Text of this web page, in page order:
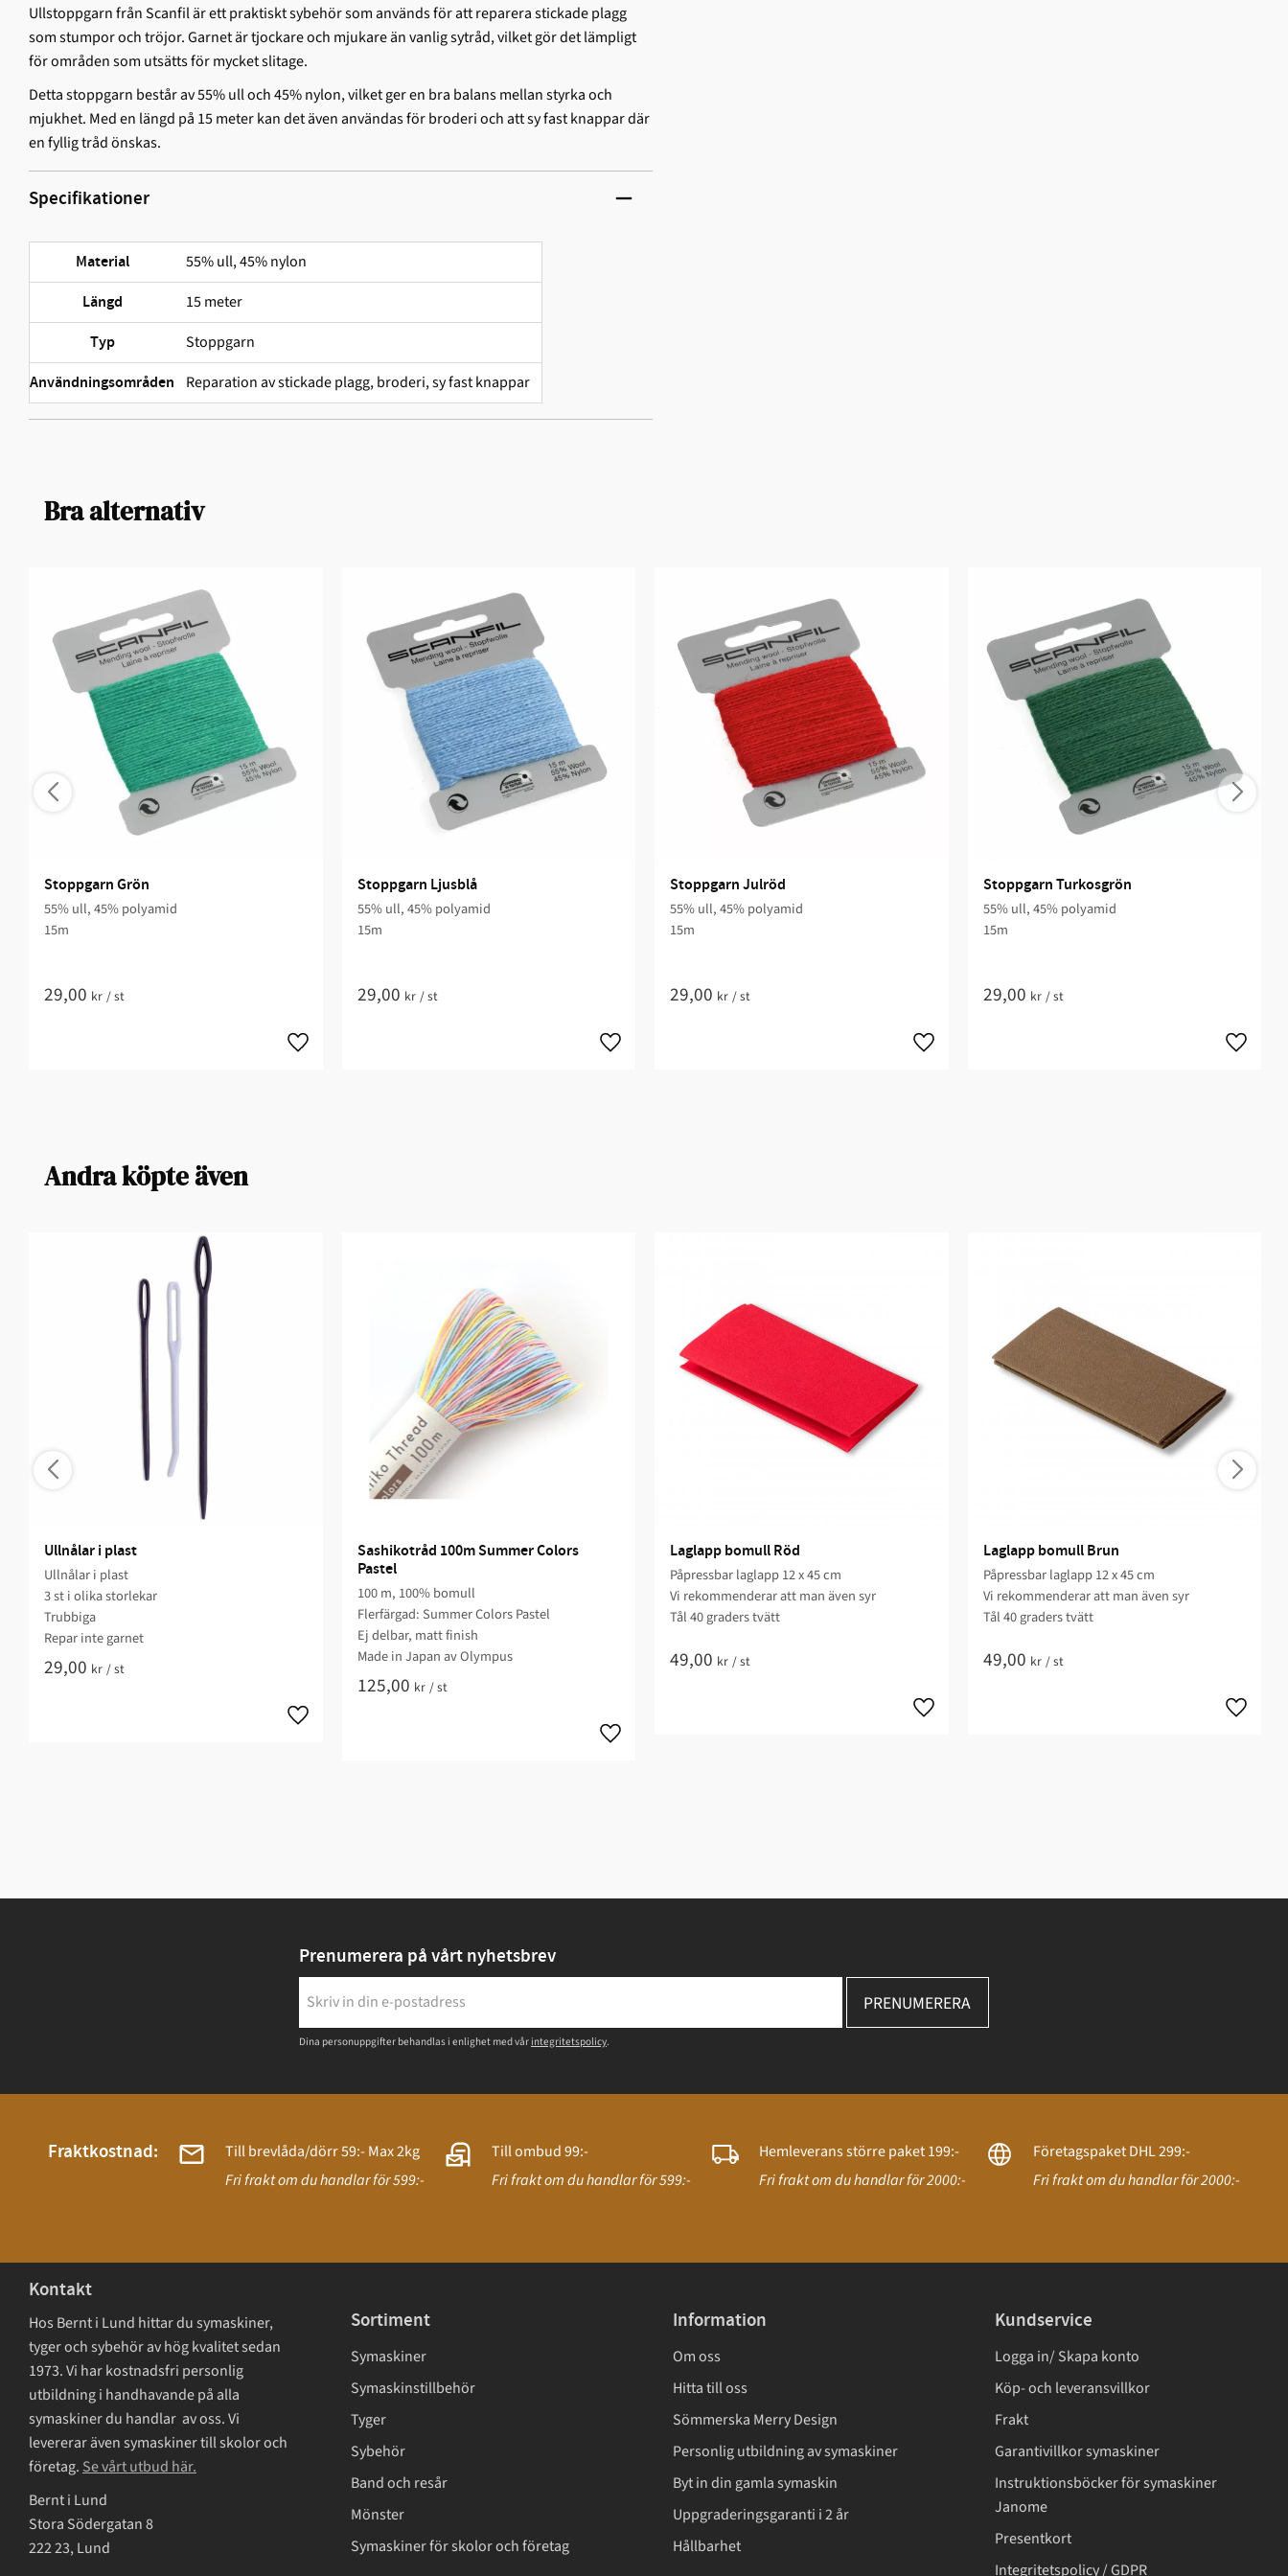
Ullstoppgarn från Scanfil är ett praktiskt sybehör som används för att reparera stickade plagg
som stumpor och tröjor. Garnet är tjockare och mjukare än vanlig sytråd, vilket gör det lämpligt
för områden som utsätts för mycket slitage.
Detta stoppgarn består av 55% ull och 45% nylon, vilket ger en bra balans mellan styrka och
mjukhet. Med en längd på 15 meter kan det även användas för broderi och att sy fast knappar där
en fyllig tråd önskas.
Specifikationer
Material 55% ull, 45% nylon
Längd 15 meter
Typ Stoppgarn
Användningsområden Reparation av stickade plagg, broderi, sy fast knappar
Bra alternativ
Stoppgarn Grön
55% ull, 45% polyamid
15m
29,00 kr /st
Stoppgarn Ljusblå
55% ull, 45% polyamid
15m
29,00 kr /st
Stoppgarn Julröd
55% ull, 45% polyamid
15m
29,00 kr /st
Stoppgarn Turkosgrön
55% ull, 45% polyamid
15m
29,00 kr /st
Andra köpte även
Ullnålar i plast
Ullnålar i plast
3 st i olika storlekar
Trubbiga
Repar inte garnet
29,00 kr /st
Sashikotråd 100m Summer Colors
Pastel
100 m, 100% bomull
Flerfärgad: Summer Colors Pastel
Ej delbar, matt finish
Made in Japan av Olympus
125,00 kr /st
Laglapp bomull Röd
Påpressbar laglapp 12 x 45 cm
Vi rekommenderar att man även syr
Tål 40 graders tvätt
49,00 kr /st
Laglapp bomull Brun
Påpressbar laglapp 12 x 45 cm
Vi rekommenderar att man även syr
Tål 40 graders tvätt
49,00 kr /st
Prenumerera på vårt nyhetsbrev
PRENUMERERA
Dina personuppgifter behandlas i enlighet med vår integritetspolicy.
Fraktkostnad:
Till brevlåda/dörr 59:- Max 2kg
Fri frakt om du handlar för 599:-
Till ombud 99:-
Fri frakt om du handlar för 599:-
Hemleverans större paket 199:-
Fri frakt om du handlar för 2000:-
Företagspaket DHL 299:-
Fri frakt om du handlar för 2000:-
Kontakt
Hos Bernt i Lund hittar du symaskiner,
tyger och sybehör av hög kvalitet sedan
1973. Vi har kostnadsfri personlig
utbildning i handhavande på alla
symaskiner du handlar av oss. Vi
levererar även symaskiner till skolor och
företag. Se vårt utbud här.
Bernt i Lund
Stora Södergatan 8
222 23, Lund
Sortiment
Symaskiner
Symaskinstillbehör
Tyger
Sybehör
Band och resår
Mönster
Symaskiner för skolor och företag
Information
Om oss
Hitta till oss
Sömmerska Merry Design
Personlig utbildning av symaskiner
Byt in din gamla symaskin
Uppgraderingsgaranti i 2 år
Hållbarhet
Kundservice
Logga in/ Skapa konto
Köp- och leveransvillkor
Frakt
Garantivillkor symaskiner
Instruktionsböcker för symaskiner
Janome
Presentkort
Integritetspolicy / GDPR